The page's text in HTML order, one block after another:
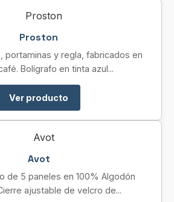
Proston
portaminas y regla, fabricados en
Bolígrafo en tinta azul...
Ver producto
Avot
de 5 paneles en 100% Algodón
ajustable de velcro de...